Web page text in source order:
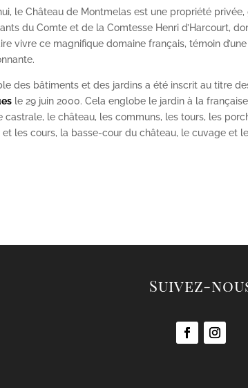
le Château de Montmelas est une propriété
du Comte et de la Comtesse Henri d’Harcourt,
vivre ce magnifique domaine français, témoin
des bâtiments et des jardins a été inscrit au titre
le 29 juin 2000. Cela englobe le jardin à la
castrale, le château, les communs, les tours, les
les cours, la basse-cour du château, le cuvage et
Suivez-